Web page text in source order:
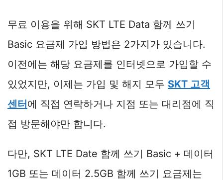
무료 이용을 위해 SKT LTE Data 함께 쓰기
Basic 요금제 가입 방법은 2가지가 있습니다.
이전에는 해당 요금제를 인터넷으로 가입할 수
있었지만, 이제는 가입 및 해지 모두 SKT 고객
센터에 직접 연락하거나 지점 또는 대리점에 직
접 방문해야만 합니다.
다만, SKT LTE Date 함께 쓰기 Basic + 데이터
1GB 또는 데이터 2.5GB 함께 쓰기 요금제는